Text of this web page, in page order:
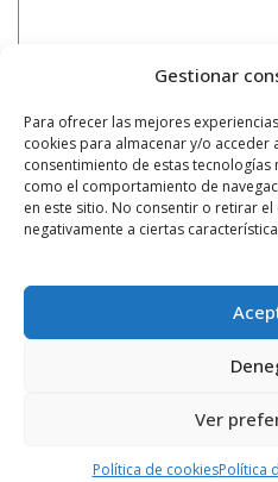
Gestionar
Para ofrecer las mejores
cookies para almacenar y/o acceder
consentimiento de estas
como el comportamiento de
en este sitio. No consentir o retirar
negativamente a ciertas
Ver
Política de cookiesPolítica
Este sitio usa